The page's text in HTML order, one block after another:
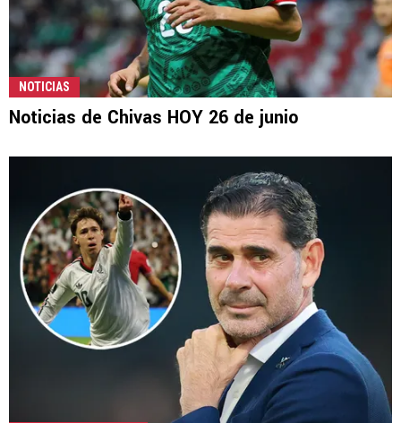
NOTICIAS
Noticias de Chivas HOY 26 de junio